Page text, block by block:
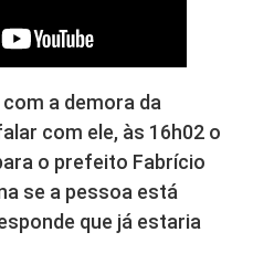
a demora da
com ele, às 16h02 o
o prefeito Fabrício
se a pessoa está
que já estaria